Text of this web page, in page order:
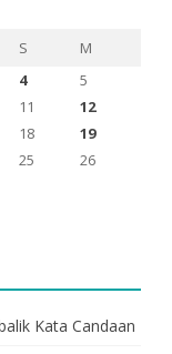
S
M
4
5
11
12
18
19
25
26
Kata Candaan